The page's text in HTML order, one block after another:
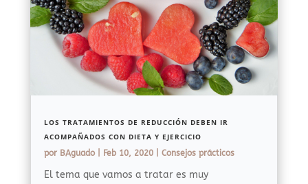
LOS TRATAMIENTOS DE REDUCCIÓN DEBEN IR
ACOMPAÑADOS CON DIETA Y EJERCICIO
por BAguado| Feb 10, 2020| Consejos prácticos
El tema que vamos a tratar es muy